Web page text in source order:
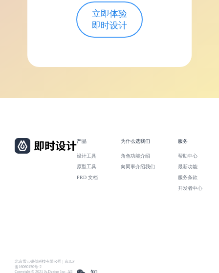
立即体验
即时设计
北京雪云锐创科技有限公司 | 京ICP
备16060150号-2
Copyright © 2021 Js.Design Inc. All
产品
设计工具
原型工具
PRD 文档
为什么选我们
角色功能介绍
向同事介绍我们
服务
帮助中心
最新功能
服务条款
开发者中心